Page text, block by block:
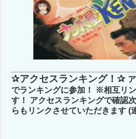
✰アクセスランキング！✰
でランキングに参加！ ※相互リ
す！ アクセスランキングで確認
らもリンクさせていただきます (